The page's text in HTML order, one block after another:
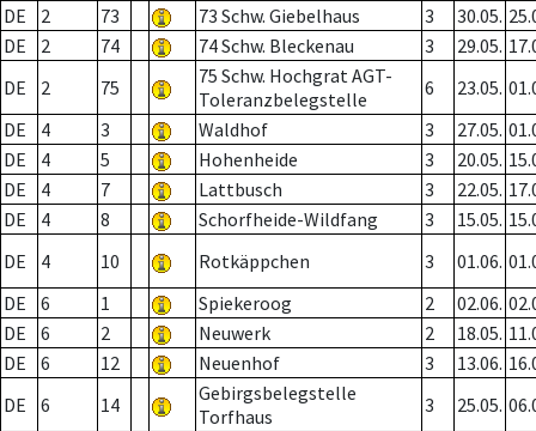
DE
2 73 73 Schw. Giebelhaus 3 30.05.
DE
2 74 74 Schw. Bleckenau 3 29.05.
DE
2 75
75 Schw. Hochgrat AGT-
Toleranzbelegstelle
6 23.05.
DE
4 3 Waldhof 3 27.05.
DE
4 5 Hohenheide 3 20.05.
DE
4 7 Lattbusch 3 22.05.
DE
4 8 Schorfheide-Wildfang 3 15.05.
DE
4 10 Rotkäppchen 3 01.06.
DE
6 1 Spiekeroog 2 02.06.
DE
6 2 Neuwerk 2 18.05.
DE
6 12 Neuenhof 3 13.06.
DE
6 14
Gebirgsbelegstelle
Torfhaus
3 25.05.